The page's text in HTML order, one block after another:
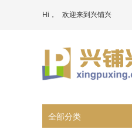
Hi， 欢迎来到兴铺兴
全部分类